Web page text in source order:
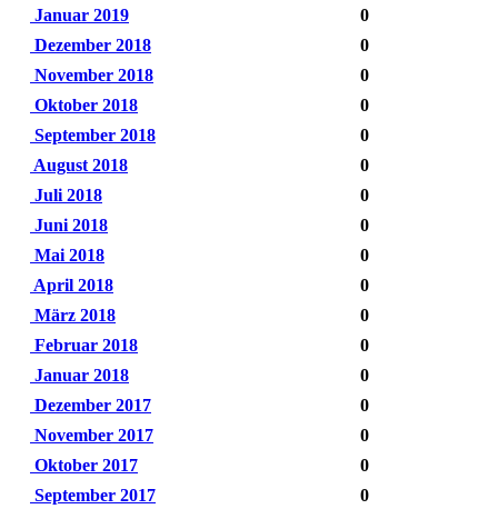
Januar 2019
0
Dezember 2018
0
November 2018
0
Oktober 2018
0
September 2018
0
August 2018
0
Juli 2018
0
Juni 2018
0
Mai 2018
0
April 2018
0
März 2018
0
Februar 2018
0
Januar 2018
0
Dezember 2017
0
November 2017
0
Oktober 2017
0
September 2017
0